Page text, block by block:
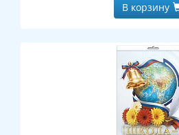
В корзину